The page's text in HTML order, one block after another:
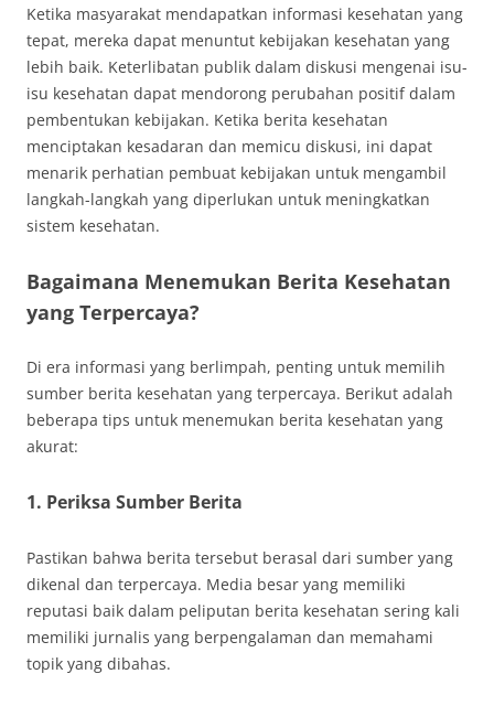
Ketika masyarakat mendapatkan informasi kesehatan yang
tepat, mereka dapat menuntut kebijakan kesehatan yang
lebih baik. Keterlibatan publik dalam diskusi mengenai isu-
isu kesehatan dapat mendorong perubahan positif dalam
pembentukan kebijakan. Ketika berita kesehatan
menciptakan kesadaran dan memicu diskusi, ini dapat
menarik perhatian pembuat kebijakan untuk mengambil
langkah-langkah yang diperlukan untuk meningkatkan
sistem kesehatan.
Bagaimana Menemukan Berita Kesehatan
yang Terpercaya?
Di era informasi yang berlimpah, penting untuk memilih
sumber berita kesehatan yang terpercaya. Berikut adalah
beberapa tips untuk menemukan berita kesehatan yang
akurat:
1. Periksa Sumber Berita
Pastikan bahwa berita tersebut berasal dari sumber yang
dikenal dan terpercaya. Media besar yang memiliki
reputasi baik dalam peliputan berita kesehatan sering kali
memiliki jurnalis yang berpengalaman dan memahami
topik yang dibahas.